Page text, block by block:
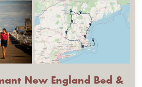
New England Bed &